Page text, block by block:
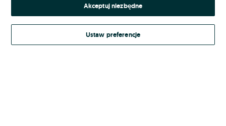
Kontynuując za pośrednictwem jednego z dostawców wskazanych powyżej,
Regulamin serwisuOLX.pl w jego aktualnym brzmieniu.
Akceptuj niezbędne
Ustaw preferencje